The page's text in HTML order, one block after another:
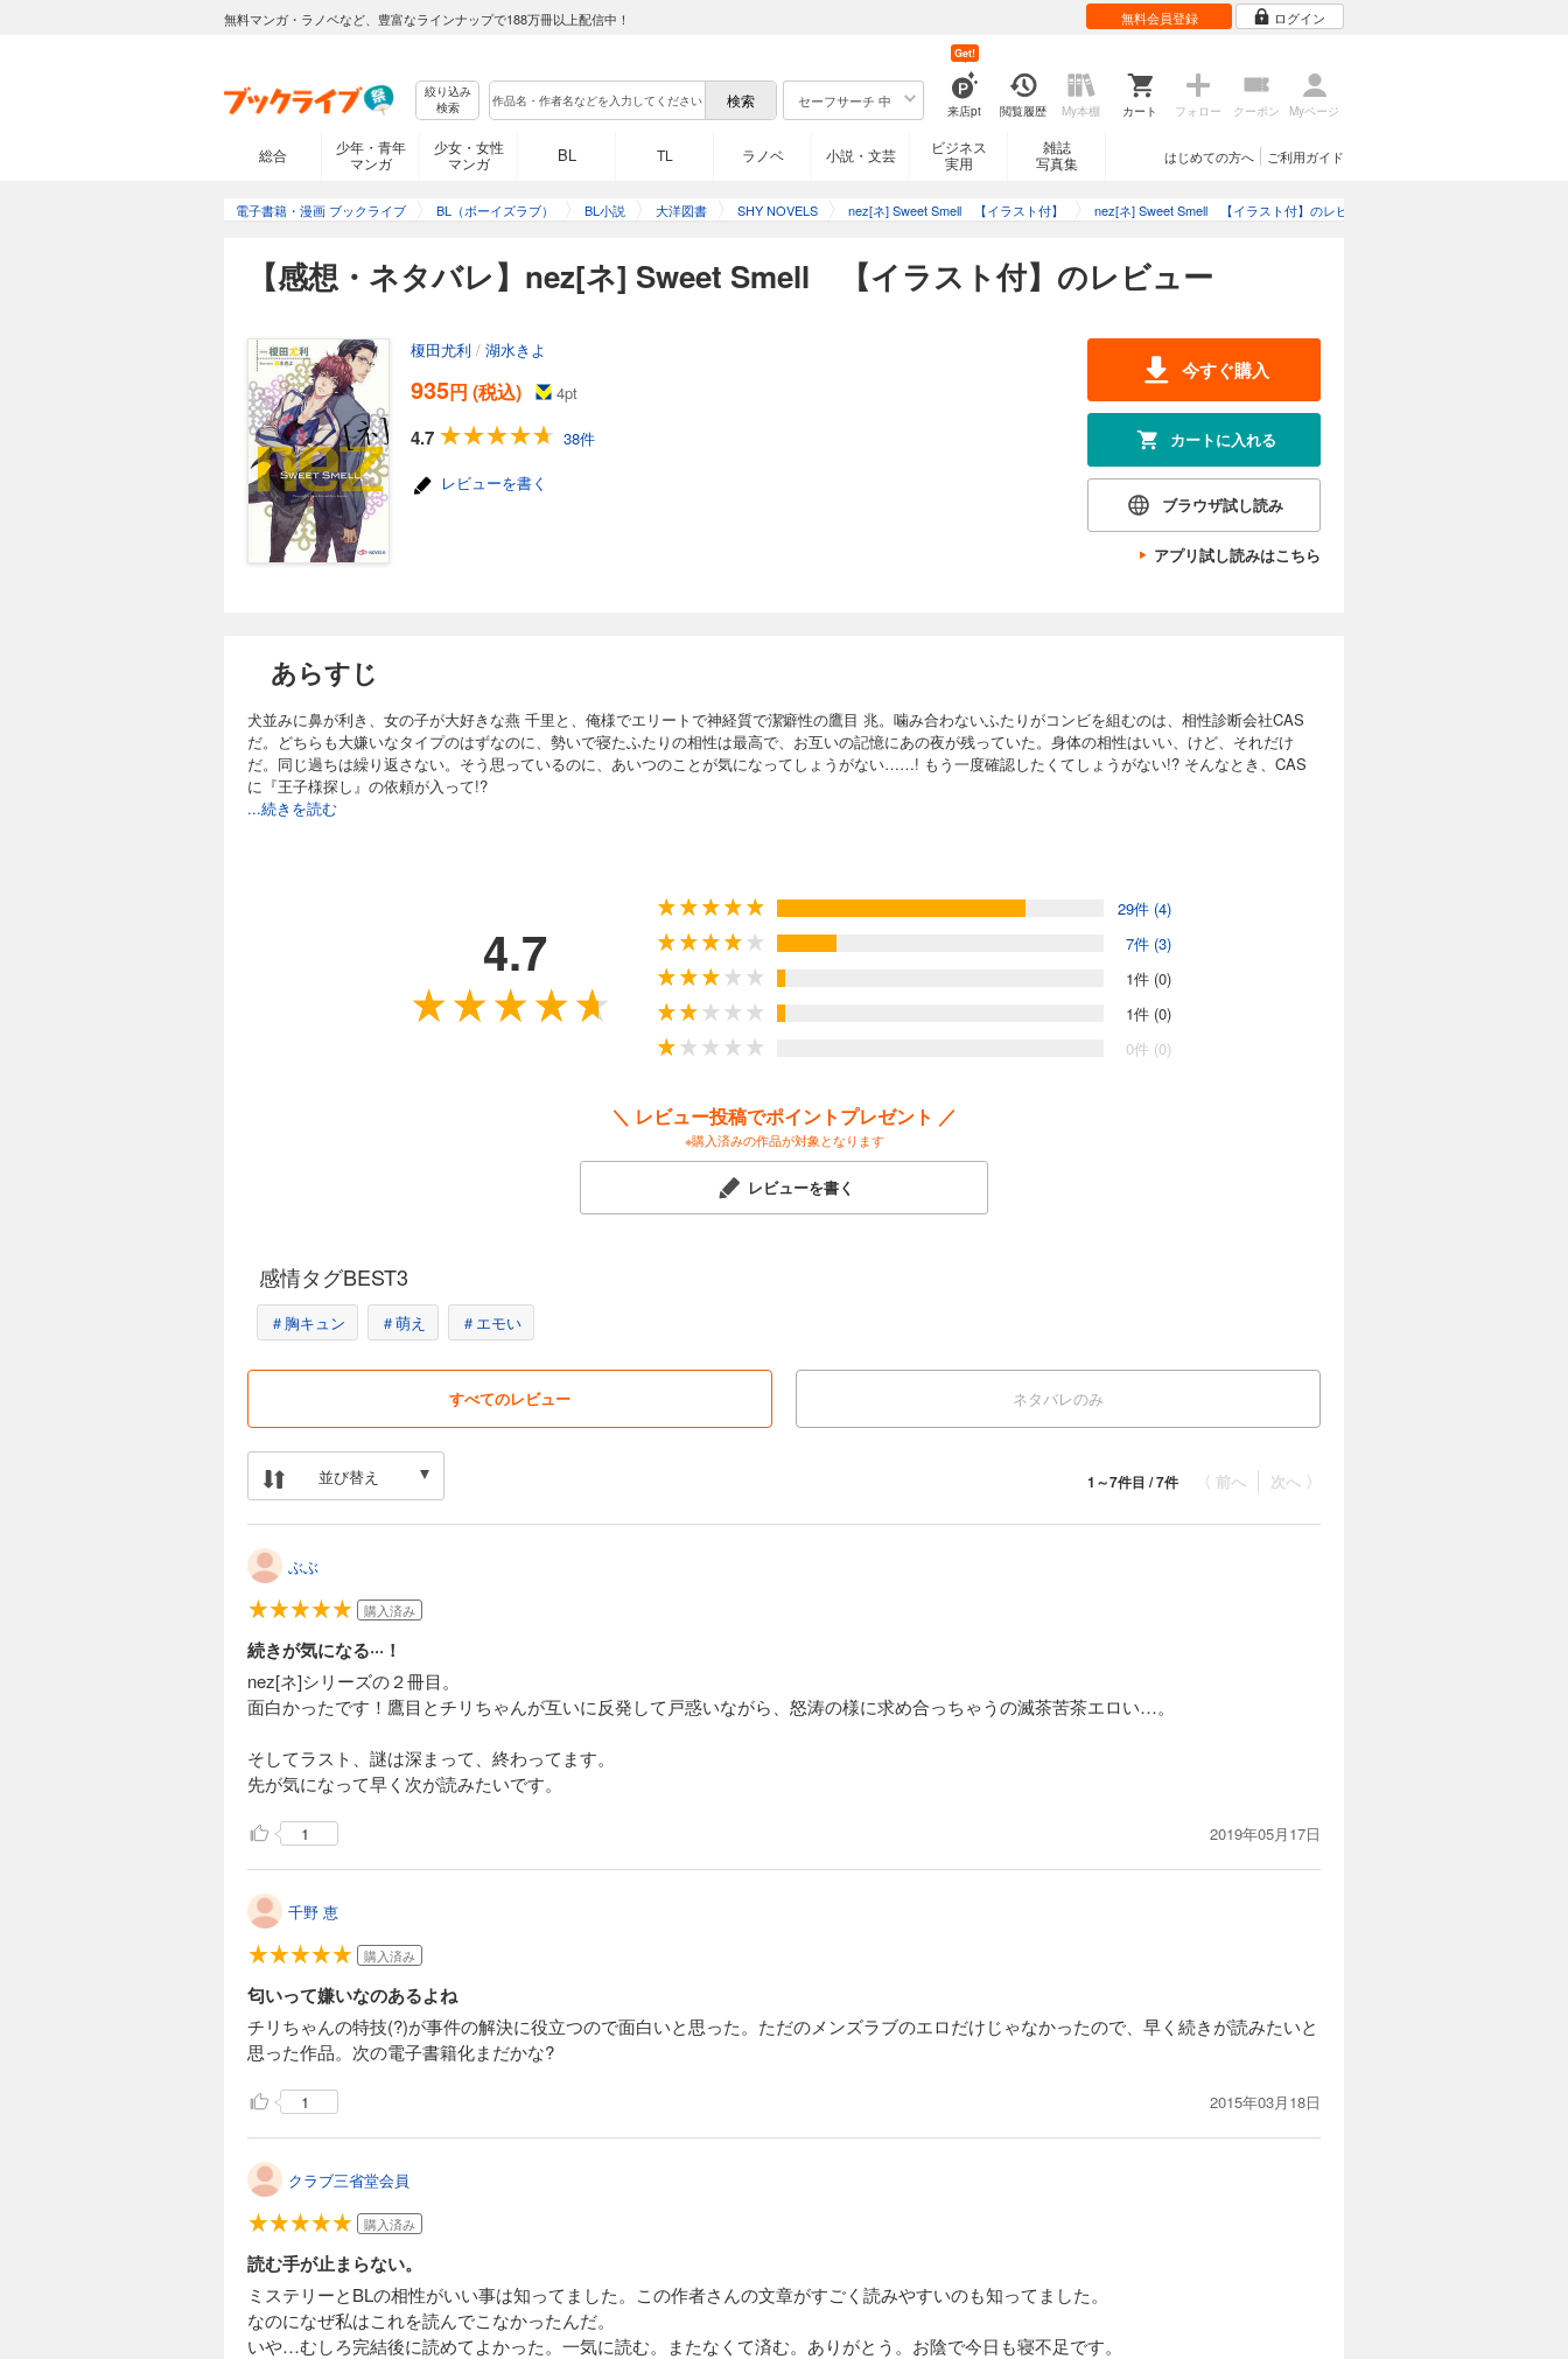
無料マンガ・ラノベなど、豊富なラインナップで188万冊以上配信中！ 無料会員登録 ログイン
絞り込み
検索
セーフサーチ 中
来店pt
Get!
閲覧履歴 My本棚 カート フォロー クーポン Myページ
総合
少年・青年
マンガ
少女・女性
マンガ
BL TL ラノベ 小説・文芸
ビジネス
実用
雑誌
写真集
ご利用ガイド
はじめての方へ
電子書籍・漫画 ブックライブ BL（ボーイズラブ） BL小説 大洋図書 SHY NOVELS nez[ネ] Sweet Smell 【イラスト付】 nez[ネ] Sweet Smell 【イラスト付】のレビュー
【感想・ネタバレ】nez[ネ] Sweet Smell 【イラスト付】のレビュー
榎田尤利 / 湖水きよ
935円 (税込) 4pt
4.7
38件
レビューを書く
今すぐ購入
カートに入れる
ブラウザ試し読み
アプリ試し読みはこちら
あらすじ
犬並みに鼻が利き、女の子が大好きな燕 千里と、俺様でエリートで神経質で潔癖性の鷹目 兆。噛み合わないふたりがコンビを組むのは、相性診断会社CAS
だ。どちらも大嫌いなタイプのはずなのに、勢いで寝たふたりの相性は最高で、お互いの記憶にあの夜が残っていた。身体の相性はいい、けど、それだけ
だ。同じ過ちは繰り返さない。そう思っているのに、あいつのことが気になってしょうがない……! もう一度確認したくてしょうがない!? そんなとき、CAS
に『王子様探し』の依頼が入って!?
...続きを読む
4.7
29件 (4)
7件 (3)
1件 (0)
1件 (0)
0件 (0)
＼ レビュー投稿でポイントプレゼント ／
※購入済みの作品が対象となります
レビューを書く
感情タグBEST3
＃胸キュン ＃萌え ＃エモい
すべてのレビュー ネタバレのみ
並び替え 次へ 〉
〈 前へ
1～7件目 / 7件
ぶぶ
購入済み
続きが気になる···！
nez[ネ]シリーズの２冊目。
面白かったです！鷹目とチリちゃんが互いに反発して戸惑いながら、怒涛の様に求め合っちゃうの滅茶苦茶エロい…。
そしてラスト、謎は深まって、終わってます。
先が気になって早く次が読みたいです。
1 2019年05月17日
千野 恵
購入済み
匂いって嫌いなのあるよね
チリちゃんの特技(?)が事件の解決に役立つので面白いと思った。ただのメンズラブのエロだけじゃなかったので、早く続きが読みたいと
思った作品。次の電子書籍化まだかな?
1 2015年03月18日
クラブ三省堂会員
購入済み
読む手が止まらない。
ミステリーとBLの相性がいい事は知ってました。この作者さんの文章がすごく読みやすいのも知ってました。
なのになぜ私はこれを読んでこなかったんだ。
いや…むしろ完結後に読めてよかった。一気に読む。またなくて済む。ありがとう。お陰で今日も寝不足です。